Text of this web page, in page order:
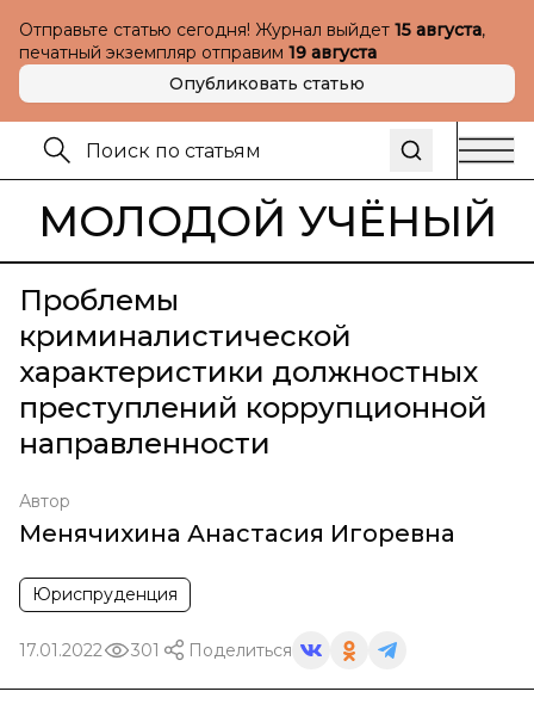
Отправьте статью сегодня! Журнал выйдет 15 августа,
печатный экземпляр отправим 19 августа
Опубликовать статью
МОЛОДОЙ УЧЁНЫЙ
Проблемы
криминалистической
характеристики должностных
преступлений коррупционной
направленности
Автор
Менячихина Анастасия Игоревна
Юриспруденция
17.01.2022 301 Поделиться